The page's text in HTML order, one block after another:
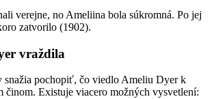
verejne, no Ameliina bola súkromná. Po jej
zatvorilo (1902).
vraždila
snažia pochopiť, čo viedlo Ameliu Dyer k
činom. Existuje viacero možných vysvetlení: